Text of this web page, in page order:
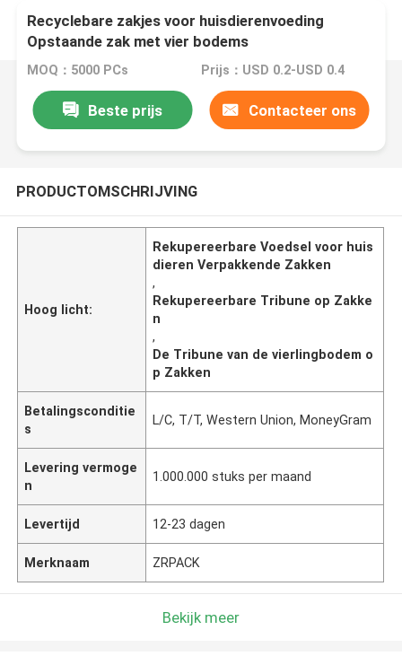
Recyclebare zakjes voor huisdierenvoeding
Opstaande zak met vier bodems
MOQ：5000 PCs Prijs：USD 0.2-USD 0.4
Beste prijs Contacteer ons
PRODUCTOMSCHRIJVING
Hoog licht:
Rekupereerbare Voedsel voor huis
dieren Verpakkende Zakken
,
Rekupereerbare Tribune op Zakke
n
,
De Tribune van de vierlingbodem o
p Zakken
Betalingsconditie
s
L/C, T/T, Western Union, MoneyGram
Levering vermoge
n
1.000.000 stuks per maand
Levertijd 12-23 dagen
Merknaam ZRPACK
Bekijk meer